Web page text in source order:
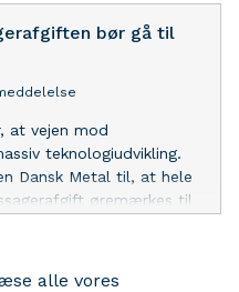
bør gå til
at vejen mod
teknologiudvikling.
Dansk Metal til, at hele
øremærkes til
alle vores